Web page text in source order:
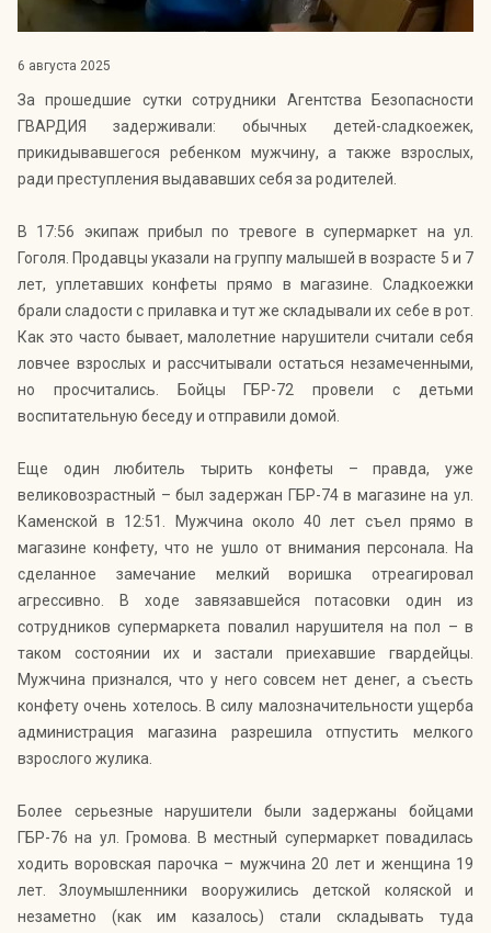
6 августа 2025
За прошедшие сутки сотрудники Агентства Безопасности
ГВАРДИЯ задерживали: обычных детей-сладкоежек,
прикидывавшегося ребенком мужчину, а также взрослых,
ради преступления выдававших себя за родителей.
В 17:56 экипаж прибыл по тревоге в супермаркет на ул.
Гоголя. Продавцы указали на группу малышей в возрасте 5 и 7
лет, уплетавших конфеты прямо в магазине. Сладкоежки
брали сладости с прилавка и тут же складывали их себе в рот.
Как это часто бывает, малолетние нарушители считали себя
ловчее взрослых и рассчитывали остаться незамеченными,
но просчитались. Бойцы ГБР-72 провели с детьми
воспитательную беседу и отправили домой.
Еще один любитель тырить конфеты – правда, уже
великовозрастный – был задержан ГБР-74 в магазине на ул.
Каменской в 12:51. Мужчина около 40 лет съел прямо в
магазине конфету, что не ушло от внимания персонала. На
сделанное замечание мелкий воришка отреагировал
агрессивно. В ходе завязавшейся потасовки один из
сотрудников супермаркета повалил нарушителя на пол – в
таком состоянии их и застали приехавшие гвардейцы.
Мужчина признался, что у него совсем нет денег, а съесть
конфету очень хотелось. В силу малозначительности ущерба
администрация магазина разрешила отпустить мелкого
взрослого жулика.
Более серьезные нарушители были задержаны бойцами
ГБР-76 на ул. Громова. В местный супермаркет повадилась
ходить воровская парочка – мужчина 20 лет и женщина 19
лет. Злоумышленники вооружились детской коляской и
незаметно (как им казалось) стали складывать туда